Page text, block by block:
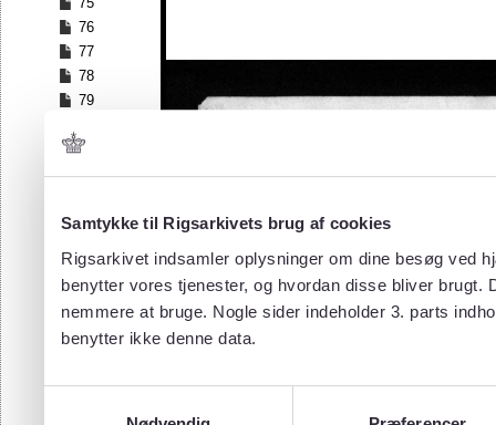
Samtykke til Rigsarkivets brug af cookies
Rigsarkivet indsamler oplysninger om dine besøg ved
benytter vores tjenester, og hvordan disse bliver
nemmere at bruge. Nogle sider indeholder 3. parts
benytter ikke denne data.
76
77
78
79
81
82
84
86
87
88
89